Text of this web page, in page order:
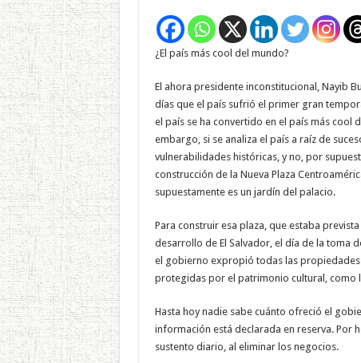
¿El país más cool del mundo?
El ahora presidente inconstitucional, Nayib
días que el país sufrió el primer gran
el país se ha convertido en el país más cool
embargo, si se analiza el país a raíz de
vulnerabilidades históricas, y no, por
construcción de la Nueva Plaza
supuestamente es un jardín del palacio.
Para construir esa plaza, que estaba
desarrollo de El Salvador, el día de la toma
el gobierno expropió todas las propiedades
protegidas por el patrimonio cultural, como
Hasta hoy nadie sabe cuánto ofreció el
información está declarada en reserva. Por
sustento diario, al eliminar los negocios.